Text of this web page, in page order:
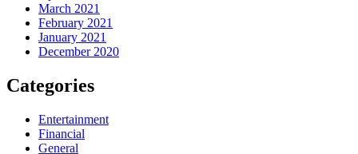
March 2021
February 2021
January 2021
December 2020
Categories
Entertainment
Financial
General